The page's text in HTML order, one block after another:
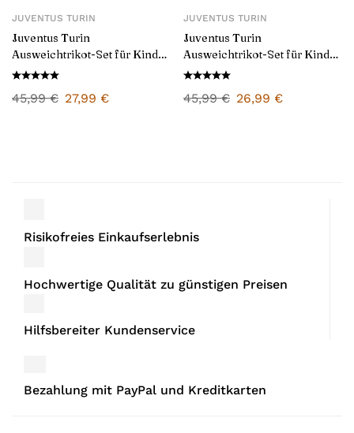
JUVENTUS TURIN
Juventus Turin
Ausweichtrikot-Set für Kinder
2024/25
45,99€ 27,99 €
JUVENTUS TURIN
Juventus Turin
Ausweichtrikot-Set für Kinder
2025/26
45,99€ 26,99 €
Risikofreies Einkaufserlebnis
Hochwertige Qualität zu günstigen Preisen
Hilfsbereiter Kundenservice
Bezahlung mit PayPal und Kreditkarten